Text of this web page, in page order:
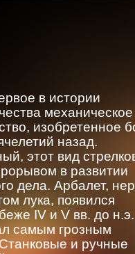
в истории
механическое
изобретенное
назад.
этот вид
в развитии
дела. Арбалет,
лука, появился
IV и V вв. до
самым грозным
и ручные